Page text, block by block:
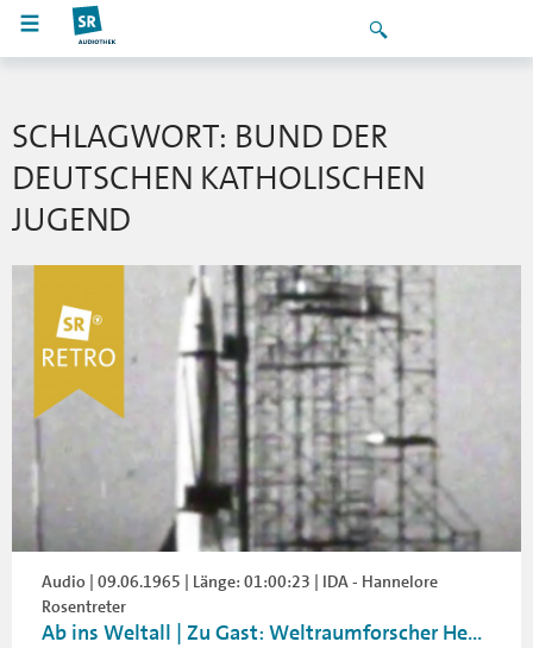
SCHLAGWORT: BUND DER
DEUTSCHEN KATHOLISCHEN
JUGEND
Audio | 09.06.1965 | Länge: 01:00:23 | IDA - Hannelore
Rosentreter
Ab ins Weltall | Zu Gast: Weltraumforscher He...